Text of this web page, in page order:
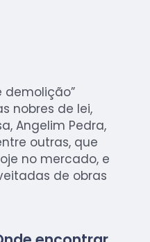
demolição”
nobres de lei,
Angelim Pedra,
outras, que
no mercado, e
de obras